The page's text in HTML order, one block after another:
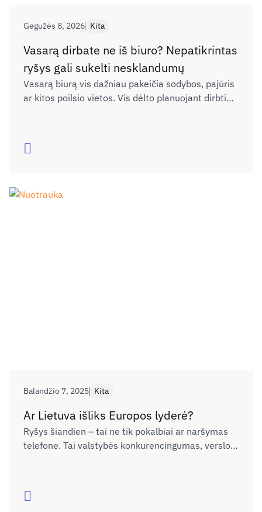
Gegužės 8, 2026 Kita
Vasarą dirbate ne iš biuro? Nepatikrintas
ryšys gali sukelti nesklandumų
Vasarą biurą vis dažniau pakeičia sodybos, pajūris
ar kitos poilsio vietos. Vis dėlto planuojant dirbti
išvengti galimų nesklandumų dėl ryšio kokybės ne
Skaityti
Balandžio 7, 2025 Kita
Ar Lietuva išliks Europos lyderė?
Ryšys šiandien – tai ne tik pokalbiai ar naršymas
telefone. Tai valstybės konkurencingumas, verslo
pakeisti?
Skaityti